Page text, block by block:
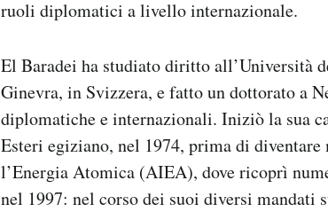
ruoli diplomatici a livello internazionale.
El Baradei ha studiato diritto all’Università
Ginevra, in Svizzera, e fatto un dottorato a
diplomatiche e internazionali. Iniziò la sua
Esteri egiziano, nel 1974, prima di
l’Energia Atomica (AIEA), dove ricoprì
nel 1997: nel corso dei suoi diversi mandati